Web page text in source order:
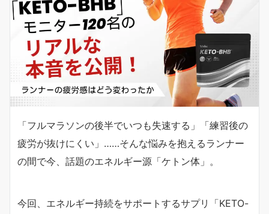
「フルマラソンの後半でいつも失速する」「練習後の
疲労が抜けにくい」……そんな悩みを抱えるランナー
の間で今、話題のエネルギー源「ケトン体」。
今回、エネルギー持続をサポートするサプリ「KETO-